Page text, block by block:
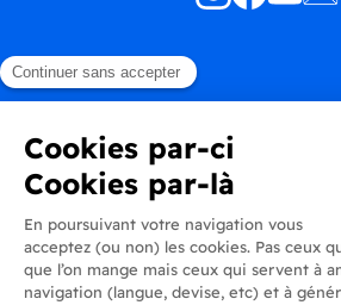
En savoir plus
Informations